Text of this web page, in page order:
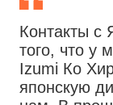
Контакты с
того, что у
Izumi Ко
японскую